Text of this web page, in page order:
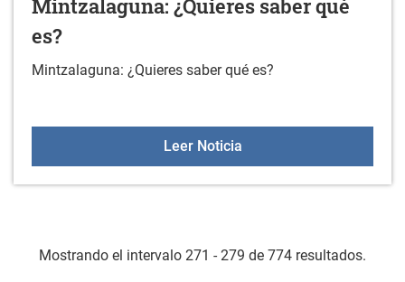
Mintzalaguna: ¿Quieres saber qué
es?
Mintzalaguna: ¿Quieres saber qué es?
Leer NoticiaMintzalaguna: ¿Quieres
Mostrando el intervalo 271 - 279 de 774 resultados.